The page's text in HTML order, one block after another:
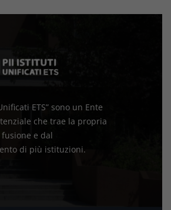
ETS” sono un Ente
che trae la propria
e dal
di più istituzioni.